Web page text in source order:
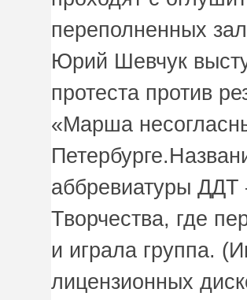
переполненных
Юрий Шевчук
протеста против
«Марша
аббревиатуры
Творчества, где
и играла группа.
лицензионных